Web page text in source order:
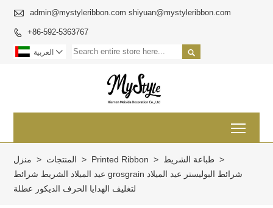
 admin@mystyleribbon.com shiyuan@mystyleribbon.com
 +86-592-5363767
 العربية 
منزل > المنتجات > Printed Ribbon > طباعة الشريط >
عيد الميلاد الشريط شرائط grosgrain شرائط البوليستر عيد الميلاد
لتغليف الهدايا الحرف الديكور عطلة